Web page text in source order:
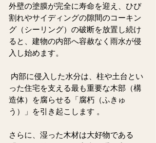
外壁の塗膜が完全に寿命を迎え、ひび
割れやサイディングの隙間のコーキン
グ（シーリング）の破断を放置し続け
ると、建物の内部へ容赦なく雨水が侵
入し始めます。
った住宅を支える最も重要な木部（構
造体）を腐らせる「腐朽（ふきゅ
う）」を引き起こします 。
さらに、湿った木材は大好物である